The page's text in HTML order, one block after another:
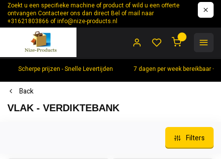
Zoekt u een specifieke machine of product of wild u een offerte
ontvangen Contacteer ons dan direct Bel of mail naar
+31621803866 ofinfo@nize-products.nl
Scherpe prijzen - Snelle Levertijden 7 dagen per week bereikbaar
Back
VLAK - VERDIKTEBANK
Filters